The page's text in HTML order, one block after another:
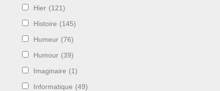
Hier (121)
Histoire (145)
Humeur (76)
Humour (39)
Imaginaire (1)
Informatique (49)